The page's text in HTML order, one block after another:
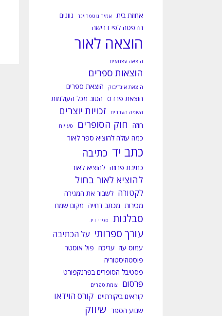
אחוזת בית אמיר גוטפרוינד
גוונים
הדפסה לפי דרישה
הוצאה לאור
הוצאה עצמאית
הוצאות ספרים
הוצאת אינדיבוק
הוצאת ספרים
הוצאת פרדס הטוב מכל העולמות
השפה העברית זכויות יוצרים
חוזה חוק הסופרים טעויות
כמה עולה להוציא ספר לאור
כתב יד כתיבה
כתיבת פרוזה להוציא לאור
להוציא לאור בחול
לקטורה לשבור את המגירה
מכירות מכתב דחייה מקום שמח
סבלנות ספרי ניב
עורך ספרותי על הכתיבה
עמוס עוז עריכה פול אוסטר
פוסטהיסטוריה
פסטיבל הסופרים בפרנקפורט
פרסום צומת ספרים
קוראים ביקורתיים קורס הוידאו
שבוע הספר שיווק